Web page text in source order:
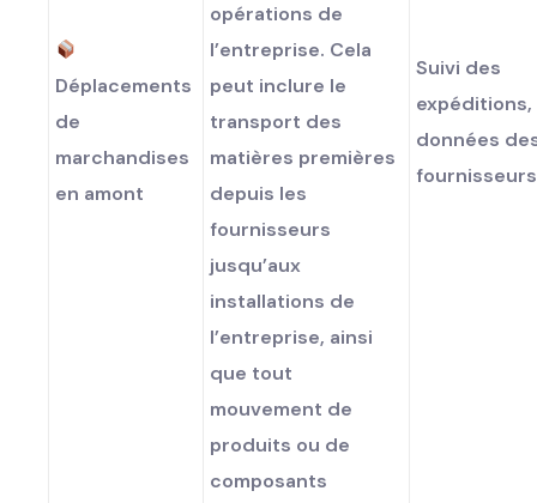
Déplacements
de
marchandises
en amont
opérations de
l’entreprise. Cela
peut inclure le
transport des
matières premières
depuis les
fournisseurs
jusqu’aux
installations de
l’entreprise, ainsi
que tout
mouvement de
produits ou de
composants
Suivi des
expéditions,
données
fournisseurs